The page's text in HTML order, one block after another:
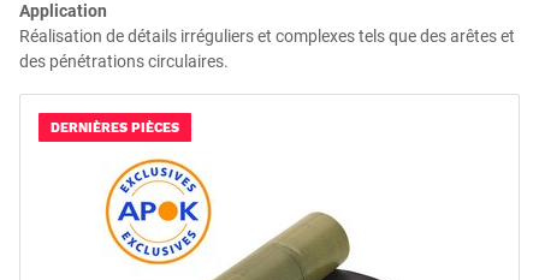
Application
Réalisation de détails irréguliers et complexes tels que des arêtes et
des pénétrations circulaires.
DERNIÈRES PIÈCES